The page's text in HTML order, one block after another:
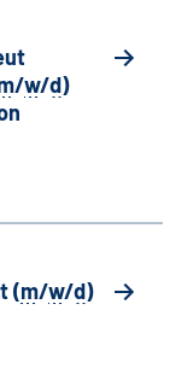
/w/d)
(m/w/d)